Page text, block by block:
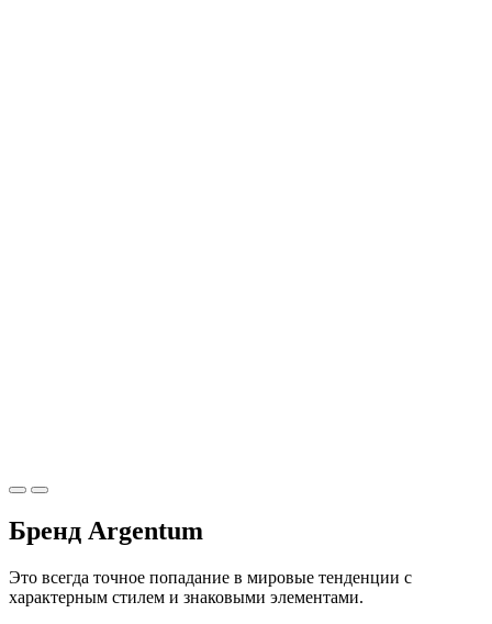
Бренд Argentum
Это всегда точное попадание в мировые тенденции с
характерным стилем и знаковыми элементами.